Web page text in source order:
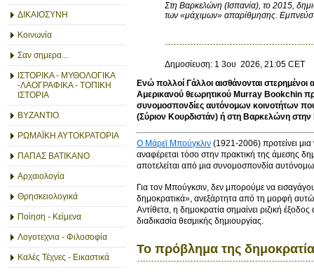
ΔΙΚΑΙΟΣΥΝΗ
Κοινωνία
Σαν σημερα...
ΙΣΤΟΡΙΚΑ - ΜΥΘΟΛΟΓΙΚΑ
-ΛΑΟΓΡΑΦΙΚΑ - ΤΟΠΙΚΗ
ΙΣΤΟΡΙΑ
ΒΥΖΑΝΤΙΟ
ΡΩΜΑΪΚΗ ΑΥΤΟΚΡΑΤΟΡΙΑ
ΠΑΠΑΣ ΒΑΤΙΚΑΝΟ
Αρχαιολογία
Θρησκειολογικά
Ποίηση - Κείμενα
Λογοτεχνια - Φιλοσοφία
Καλές Τέχνες - Εικαστικά
Στη Βαρκελώνη (Ισπανία), το 2015,
των «μάχιμων» απαρίθμησης.
Δημοσίευση: 1 3ου 2026, 21:05 CET
Ενώ πολλοί Γάλλοι αισθάνονται
Αμερικανού θεωρητικού Murray Bookchin
συνομοσπονδίες αυτόνομων κοινοτήτων
(Σύριον Κουρδιστάν) ή στη Βαρκελώνη στην
Ο Μάρεϊ Μπούγκλιν (1921-2006) προτείνει
αναφέρεται τόσο στην πρακτική της άμεσης
αποτελείται από μια συνομοσπονδία
Για τον Μπούγκσιν, δεν μπορούμε να
δημοκρατικά», ανεξάρτητα από τη μορφή
Αντίθετα, η δημοκρατία σημαίνει ριζική
διαδικασία θεσμικής δημιουργίας.
Το πρόβλημα της